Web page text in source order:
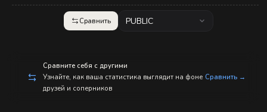
Сравнить PUBLIC
Сравните себя с другими
Узнайте, как ваша статистика выглядит на фоне
друзей и соперников
Сравнить →
с